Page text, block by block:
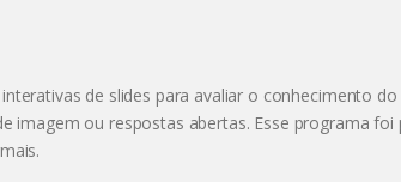
de slides para avaliar o conhecimento
imagem ou respostas abertas. Esse programa